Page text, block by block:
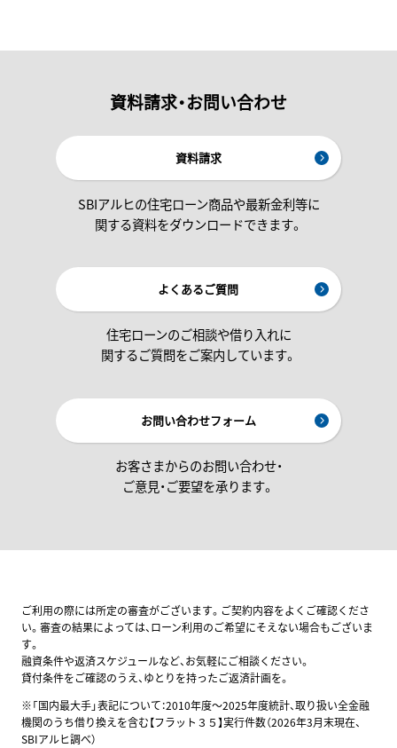
資料請求・お問い合わせ
資料請求
SBIアルヒの住宅ローン商品や最新金利等に
関する資料をダウンロードできます。
よくあるご質問
住宅ローンのご相談や借り入れに
関するご質問をご案内しています。
お問い合わせフォーム
お客さまからのお問い合わせ・
ご意見・ご要望を承ります。
ご利用の際には所定の審査がございます。ご契約内容をよくご確認くださ
い。審査の結果によっては、ローン利用のご希望にそえない場合もございま
す。
融資条件や返済スケジュールなど、お気軽にご相談ください。
貸付条件をご確認のうえ、ゆとりを持ったご返済計画を。
※「国内最大手」表記について：2010年度～2025年度統計、取り扱い全金融
機関のうち借り換えを含む【フラット３５】実行件数（2026年3月末現在、
SBIアルヒ調べ）